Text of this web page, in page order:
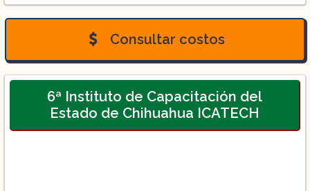
Gastronomía y Dirección de
Restaurantes:Consultar costos
6ª Instituto de Capacitación del
Estado de Chihuahua ICATECH